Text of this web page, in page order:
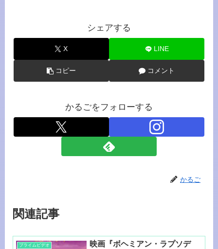
シェアする
X LINE
コピー コメント
かるごをフォローする
かるご
関連記事
プライムビデオ
映画『ボヘミアン・ラプソデ